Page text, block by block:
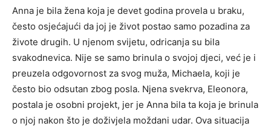
Anna je bila žena koja je devet godina provela u braku,
često osjećajući da joj je život postao samo pozadina za
živote drugih. U njenom svijetu, odricanja su bila
svakodnevica. Nije se samo brinula o svojoj djeci, već je i
preuzela odgovornost za svog muža, Michaela, koji je
često bio odsutan zbog posla. Njena svekrva, Eleonora,
postala je osobni projekt, jer je Anna bila ta koja je brinula
o njoj nakon što je doživjela moždani udar. Ova situacija